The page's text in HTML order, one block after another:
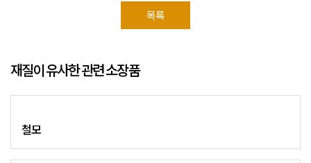
목록
재질이 유사한 관련 소장품
철모